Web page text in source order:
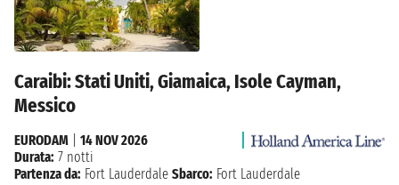
Caraibi: Stati Uniti, Giamaica, Isole Cayman,
Messico
EURODAM
14 NOV 2026
Durata: 7 notti
Partenza da: Fort Lauderdale Sbarco: Fort Lauderdale